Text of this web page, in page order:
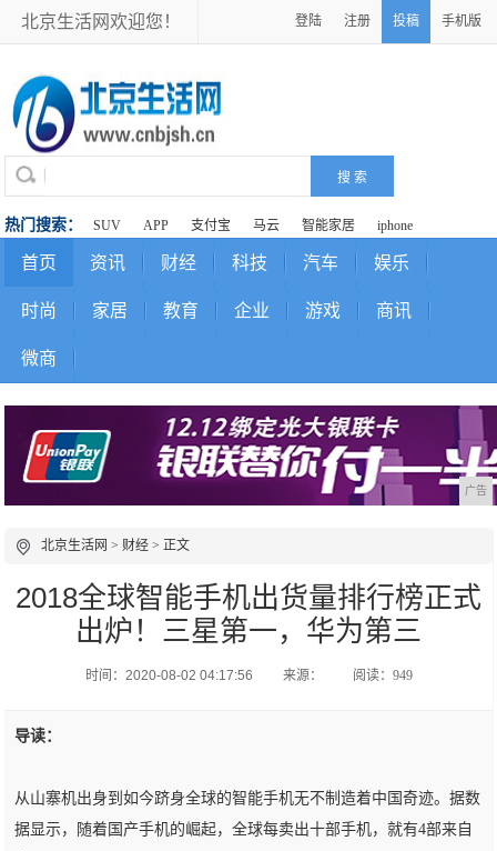
北京生活网欢迎您！ 登陆 注册 投稿 手机版
热门搜索： SUV APP 支付宝 马云 智能家居 iphone
首页 资讯 财经 科技 汽车 娱乐
时尚 家居 教育 企业 游戏 商讯
微商
广告
北京生活网 > 财经 > 正文
2018全球智能手机出货量排行榜正式
出炉！三星第一，华为第三
时间：2020-08-02 04:17:56 来源： 阅读：949
导读：
从山寨机出身到如今跻身全球的智能手机无不制造着中国奇迹。据数
据显示，随着国产手机的崛起，全球每卖出十部手机，就有4部来自